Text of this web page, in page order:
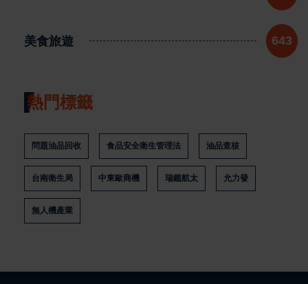
美食旅遊 643
熱門標籤
問題油品回收 食品安全衛生管理法 油品查核
台南衛生局 中東歐商機 瑞鑑航太 允力發
無人機產業